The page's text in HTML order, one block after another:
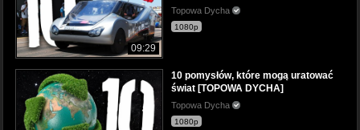
09:29
Topowa Dycha
1080p
10 pomysłów, które mogą uratować
świat [TOPOWA DYCHA]
Topowa Dycha
1080p